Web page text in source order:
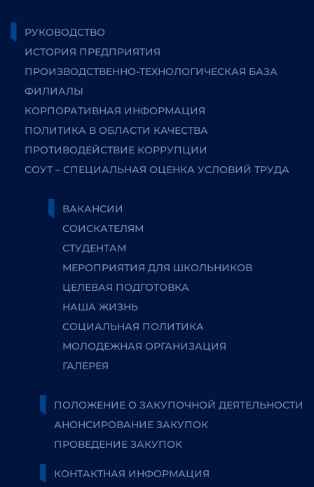
РУКОВОДСТВО
ИСТОРИЯ ПРЕДПРИЯТИЯ
ПРОИЗВОДСТВЕННО-ТЕХНОЛОГИЧЕСКАЯ БАЗА
ФИЛИАЛЫ
КОРПОРАТИВНАЯ ИНФОРМАЦИЯ
ПОЛИТИКА В ОБЛАСТИ КАЧЕСТВА
ПРОТИВОДЕЙСТВИЕ КОРРУПЦИИ
СОУТ – СПЕЦИАЛЬНАЯ ОЦЕНКА УСЛОВИЙ ТРУДА
ВАКАНСИИ
СОИСКАТЕЛЯМ
СТУДЕНТАМ
МЕРОПРИЯТИЯ ДЛЯ ШКОЛЬНИКОВ
ЦЕЛЕВАЯ ПОДГОТОВКА
НАША ЖИЗНЬ
СОЦИАЛЬНАЯ ПОЛИТИКА
МОЛОДЕЖНАЯ ОРГАНИЗАЦИЯ
ГАЛЕРЕЯ
ПОЛОЖЕНИЕ О ЗАКУПОЧНОЙ ДЕЯТЕЛЬНОСТИ
АНОНСИРОВАНИЕ ЗАКУПОК
ПРОВЕДЕНИЕ ЗАКУПОК
КОНТАКТНАЯ ИНФОРМАЦИЯ